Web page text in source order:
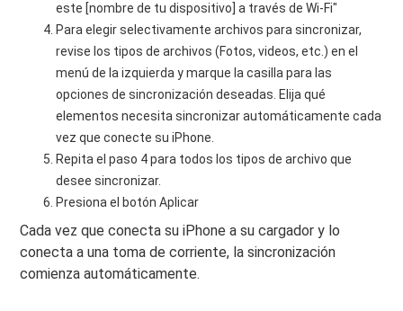
este [nombre de tu dispositivo] a través de Wi-Fi"
Para elegir selectivamente archivos para sincronizar,
revise los tipos de archivos (Fotos, videos, etc.) en el
menú de la izquierda y marque la casilla para las
opciones de sincronización deseadas. Elija qué
elementos necesita sincronizar automáticamente cada
vez que conecte su iPhone.
Repita el paso 4 para todos los tipos de archivo que
desee sincronizar.
Presiona el botón Aplicar
Cada vez que conecta su iPhone a su cargador y lo
conecta a una toma de corriente, la sincronización
comienza automáticamente.